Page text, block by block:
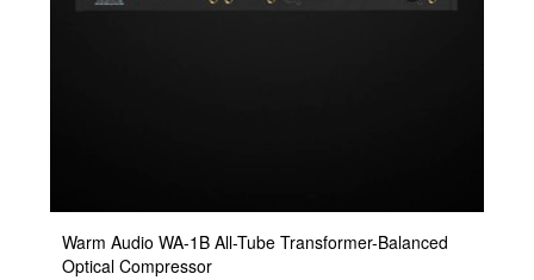
Warm Audio WA-1B All-Tube Transformer-Balanced
Optical Compressor